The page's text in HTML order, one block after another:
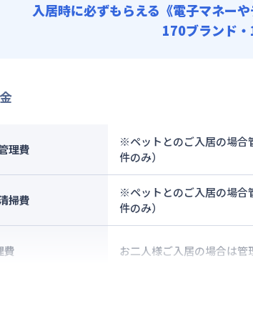
入居時に必ずもらえる 《電子マネー
170ブランド
理費
※ペットとのご入居の場合
件のみ）
掃費
※ペットとのご入居の場合
件のみ）
費 お二人様ご入居の場合は管